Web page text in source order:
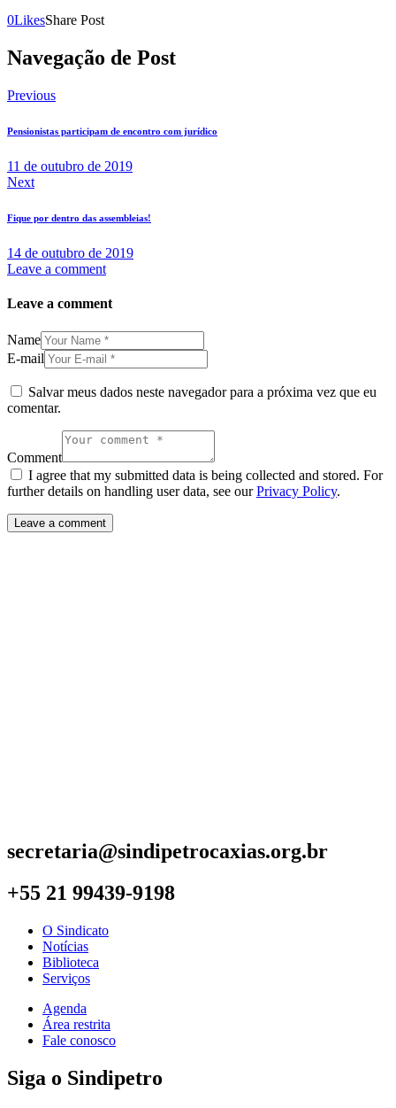
0LikesShare Post
Navegação de Post
Previous
Pensionistas participam de encontro com jurídico
11 de outubro de 2019
Next
Fique por dentro das assembleias!
14 de outubro de 2019
Leave a comment
Leave a comment
Name
E-mail
Salvar meus dados neste navegador para a próxima vez que eu
comentar.
Comment
I agree that my submitted data is being collected and stored. For
further details on handling user data, see ourPrivacy Policy.
secretaria@sindipetrocaxias.org.br
+55 21 99439-9198
O Sindicato
Notícias
Biblioteca
Serviços
Agenda
Área restrita
Fale conosco
Siga o Sindipetro